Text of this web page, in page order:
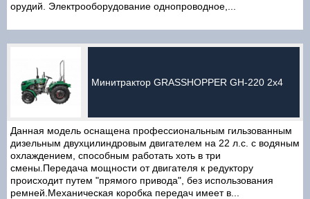
орудий. Электрооборудование однопроводное,...
Минитрактор GRASSHOPPER GH-220 2x4
Данная модель оснащена профессиональным гильзованным
дизельным двухцилиндровым двигателем на 22 л.с. с водяным
охлаждением, способным работать хоть в три
смены.Передача мощности от двигателя к редуктору
происходит путем "прямого привода", без использования
ремней.Механическая коробка передач имеет в...